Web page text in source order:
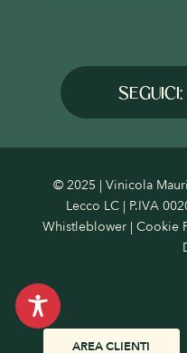
AREA CLIENTI
© 2025 | Vinicola
Lecco LC | P.IVA
Whistleblower |Cookie